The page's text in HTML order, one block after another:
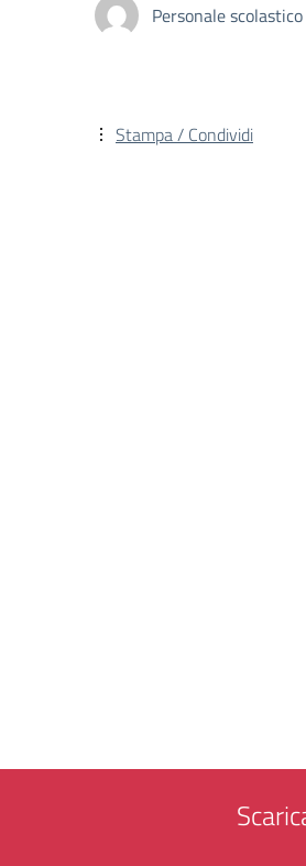
Personale scolastico
Stampa / Condividi